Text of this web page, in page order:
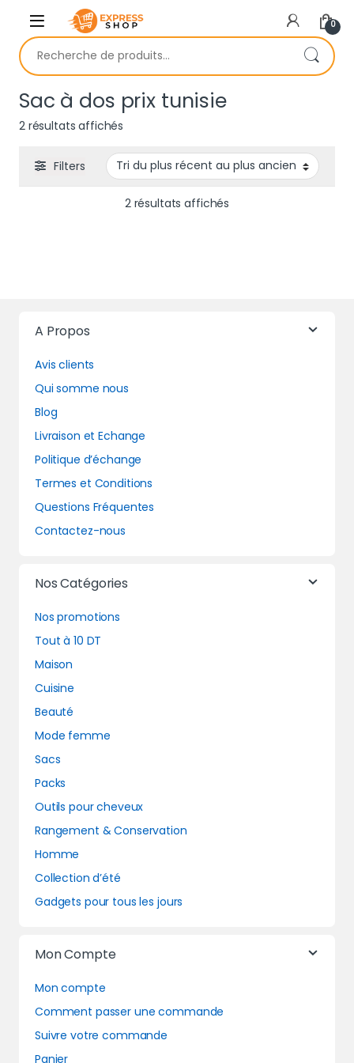
Skip to navigation
Skip to content
0
Recherche pour :
Sac à dos prix tunisie
2 résultats affichés
Filters
2 résultats affichés
A Propos
Avis clients
Qui somme nous
Blog
Livraison et Echange
Politique d’échange
Termes et Conditions
Questions Fréquentes
Contactez-nous
Nos Catégories
Nos promotions
Tout à 10 DT
Maison
Cuisine
Beauté
Mode femme
Sacs
Packs
Outils pour cheveux
Rangement & Conservation
Homme
Collection d’été
Gadgets pour tous les jours
Mon Compte
Mon compte
Comment passer une commande
Suivre votre commande
Panier